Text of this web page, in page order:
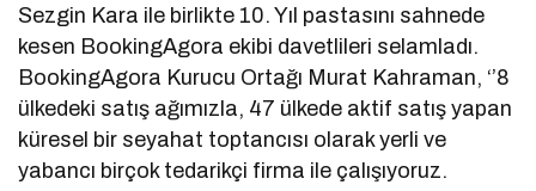
Sezgin Kara ile birlikte 10. Yıl pastasını sahnede
kesen BookingAgora ekibi davetlileri selamladı.
BookingAgora Kurucu Ortağı Murat Kahraman, ‘’8
ülkedeki satış ağımızla, 47 ülkede aktif satış yapan
küresel bir seyahat toptancısı olarak yerli ve
yabancı birçok tedarikçi firma ile çalışıyoruz.